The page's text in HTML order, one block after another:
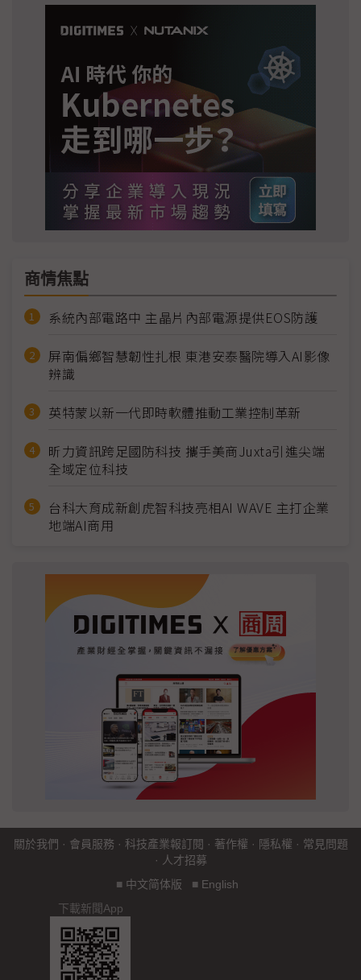
商情焦點
系統內部電路中 主晶片內部電源提供EOS防護
屏南偏鄉智慧韌性扎根 東港安泰醫院導入AI影像
辨識
英特蒙以新一代即時軟體推動工業控制革新
昕力資訊跨足國防科技 攜手美商Juxta引進尖端
全域定位科技
台科大育成新創虎智科技亮相AI WAVE 主打企業
地端AI商用
關於我們 · 會員服務 · 科技產業報訂閱 · 著作權 · 隱私權 · 常見問題
· 人才招募
■ 中文简体版 ■ English
下載新聞App